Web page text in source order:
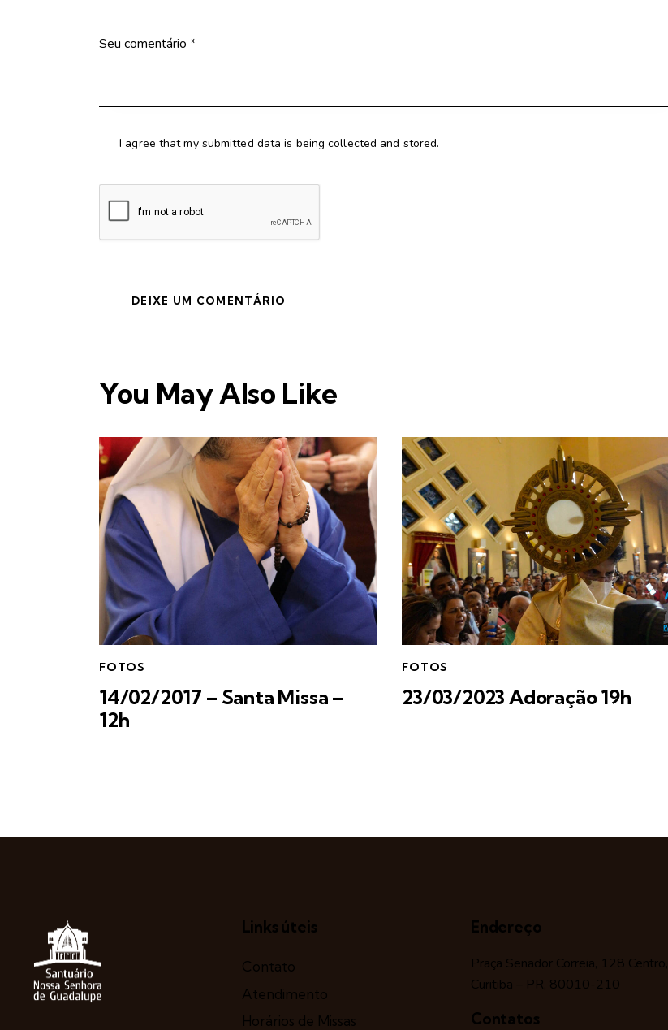
I agree that my submitted data is being collected and stored.
You May Also Like
FOTOS
14/02/2017 – Santa Missa –
12h
FOTOS
23/03/2023 Adoração 19h
Links úteis
Contato
Atendimento
Horários de Missas
Endereço
Praça Senador Correia, 128 Centro,
Curitiba – PR, 80010-210
Contatos